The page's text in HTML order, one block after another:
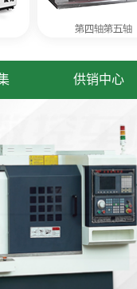
供销中心